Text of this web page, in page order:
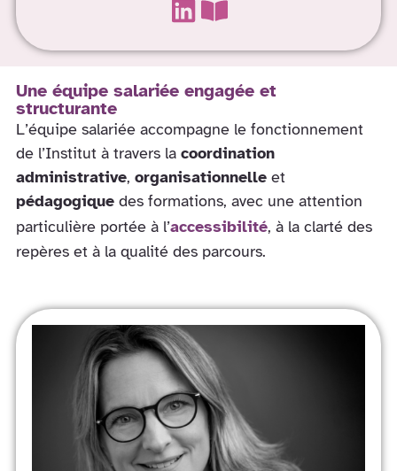
Une équipe salariée engagée et
structurante
L’équipe salariée accompagne le fonctionnement
de l’Institut à travers la coordination
administrative, organisationnelle et
pédagogique des formations, avec une attention
particulière portée à l’accessibilité, à la clarté des
repères et à la qualité des parcours.